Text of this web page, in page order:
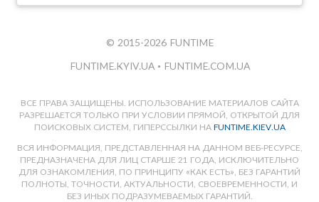
© 2015-2026 FUNTIME
FUNTIME.KYIV.UA • FUNTIME.COM.UA
ВСЕ ПРАВА ЗАЩИЩЕНЫ. ИСПОЛЬЗОВАНИЕ МАТЕРИАЛОВ САЙТА
РАЗРЕШАЕТСЯ ТОЛЬКО ПРИ УСЛОВИИ ПРЯМОЙ, ОТКРЫТОЙ ДЛЯ
ПОИСКОВЫХ СИСТЕМ, ГИПЕРССЫЛКИ НА FUNTIME.KIEV.UA
ВСЯ ИНФОРМАЦИЯ, ПРЕДСТАВЛЕННАЯ НА ДАННОМ ВЕБ-РЕСУРСЕ,
ПРЕДНАЗНАЧЕНА ДЛЯ ЛИЦ СТАРШЕ 21 ГОДА, ИСКЛЮЧИТЕЛЬНО
ДЛЯ ОЗНАКОМЛЕНИЯ, ПО ПРИНЦИПУ «КАК ЕСТЬ», БЕЗ ГАРАНТИЙ
ПОЛНОТЫ, ТОЧНОСТИ, АКТУАЛЬНОСТИ, СВОЕВРЕМЕННОСТИ, И
БЕЗ ИНЫХ ПОДРАЗУМЕВАЕМЫХ ГАРАНТИЙ.